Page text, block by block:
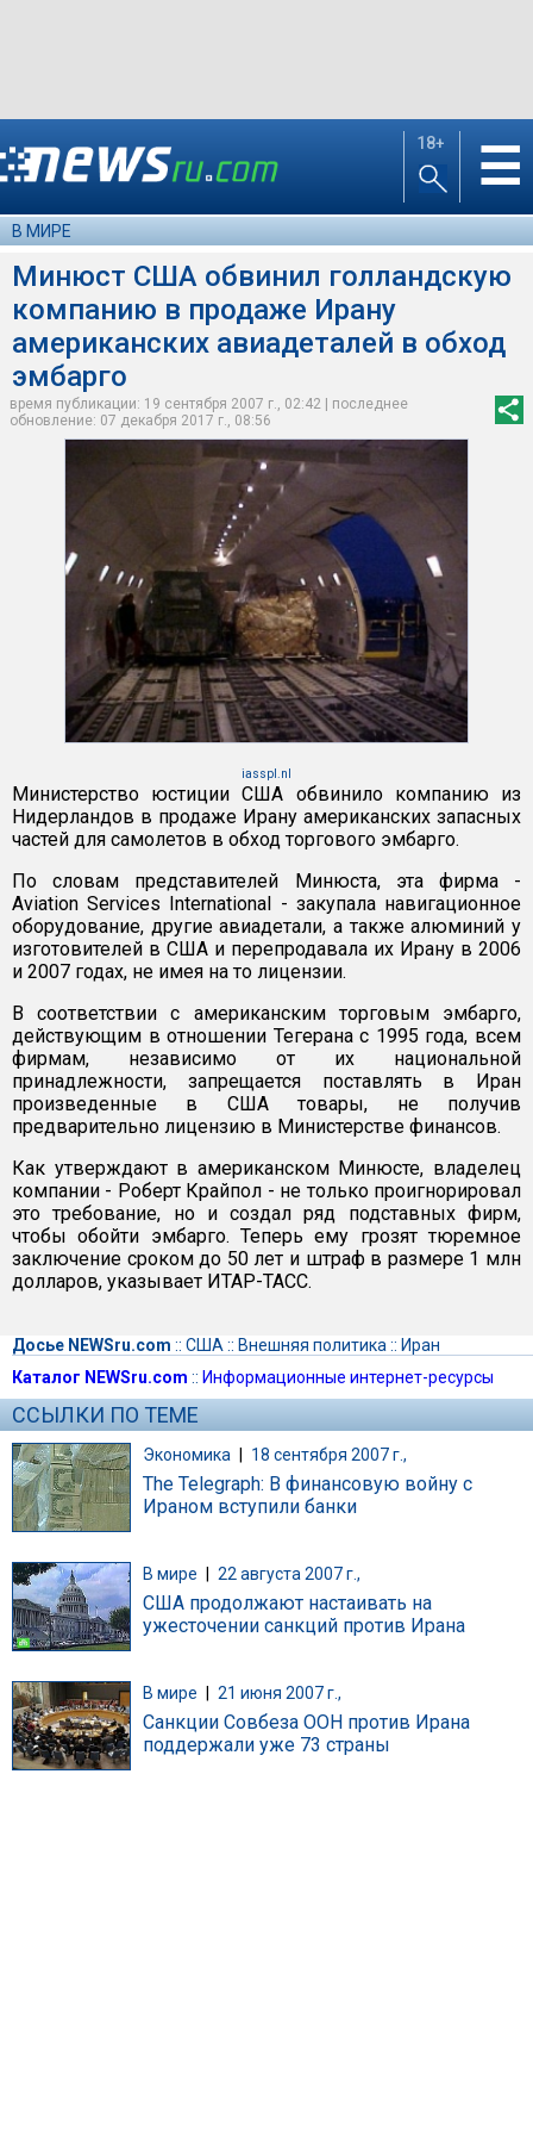
18+ ☰
В МИРЕ
Минюст США обвинил голландскую
компанию в продаже Ирану
американских авиадеталей в обход
эмбарго
время публикации: 19 сентября 2007 г., 02:42 | последнее
обновление: 07 декабря 2017 г., 08:56
iasspl.nl
Министерство юстиции США обвинило компанию из
Нидерландов в продаже Ирану американских запасных
частей для самолетов в обход торгового эмбарго.
По словам представителей Минюста, эта фирма -
Aviation Services International - закупала навигационное
оборудование, другие авиадетали, а также алюминий у
изготовителей в США и перепродавала их Ирану в 2006
и 2007 годах, не имея на то лицензии.
В соответствии с американским торговым эмбарго,
действующим в отношении Тегерана с 1995 года, всем
фирмам, независимо от их национальной
принадлежности, запрещается поставлять в Иран
произведенные в США товары, не получив
предварительно лицензию в Министерстве финансов.
Как утверждают в американском Минюсте, владелец
компании - Роберт Крайпол - не только проигнорировал
это требование, но и создал ряд подставных фирм,
чтобы обойти эмбарго. Теперь ему грозят тюремное
заключение сроком до 50 лет и штраф в размере 1 млн
долларов, указывает ИТАР-ТАСС.
Досье NEWSru.com :: США :: Внешняя политика :: Иран
Каталог NEWSru.com :: Информационные интернет-ресурсы
ССЫЛКИ ПО ТЕМЕ
Экономика | 18 сентября 2007 г.,
The Telegraph: В финансовую войну с
Ираном вступили банки
В мире 22 августа 2007 г.,
США продолжают настаивать на
ужесточении санкций против Ирана
В мире 21 июня 2007 г.,
Санкции Совбеза ООН против Ирана
поддержали уже 73 страны